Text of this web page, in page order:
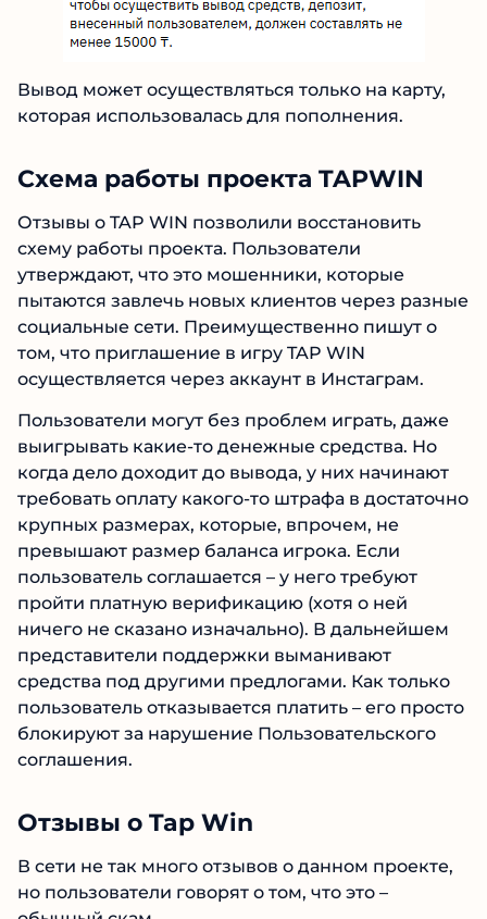
которая использовалась для пополнения.
схему работы проекта. Пользователи
утверждают, что это мошенники, которые
пытаются завлечь новых клиентов через
разные социальные сети. Преимущественно
пишут о том, что приглашение в игру TAP WIN
осуществляется через аккаунт в Инстаграм.
выигрывать какие-то денежные средства. Но
когда дело доходит до вывода, у них начинают
требовать оплату какого-то штрафа в
достаточно крупных размерах, которые,
впрочем, не превышают размер баланса
игрока. Если пользователь соглашается – у
него требуют пройти платную верификацию
(хотя о ней ничего не сказано изначально). В
дальнейшем представители поддержки
выманивают средства под другими
предлогами. Как только пользователь
отказывается платить – его просто блокируют
за нарушение Пользовательского соглашения.
Отзывы о Tap Win
проекте, но пользователи говорят о том, что
это – обычный скам.
№1 В РЕЙТИНГЕ
Рекомендованэкспертами Tehnoobzor:
высокий ROI, честная статистика и сотни
довольных клиентов.
Читать обзор